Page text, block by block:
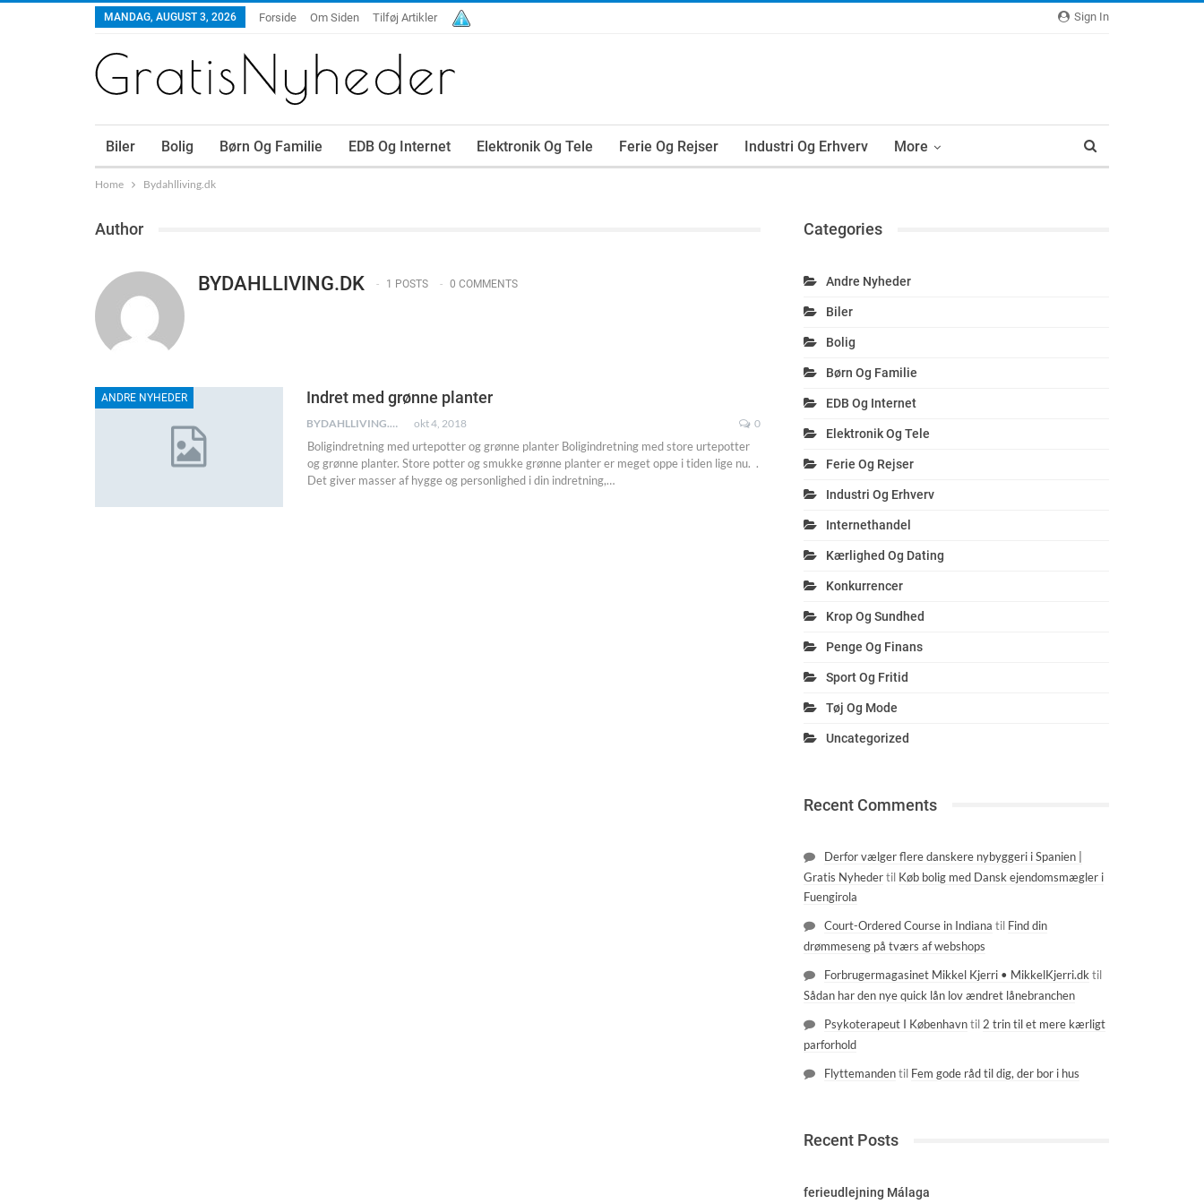
Sign In
MANDAG, AUGUST 3, 2026 Forside Om Siden Tilføj Artikler
Biler Bolig Børn Og Familie EDB Og Internet Elektronik Og Tele Ferie Og Rejser Industri Og Erhverv More
Home Bydahlliving.dk
Author
BYDAHLLIVING.DK 1 POSTS 0 COMMENTS
ANDRE NYHEDER Indret med grønne planter
BYDAHLLIVING.DK okt 4, 2018 0
Boligindretning med urtepotter og grønne planter Boligindretning med store urtepotter
og grønne planter. Store potter og smukke grønne planter er meget oppe i tiden lige nu. .
Det giver masser af hygge og personlighed i din indretning,…
Categories
Andre Nyheder
Biler
Bolig
Børn Og Familie
EDB Og Internet
Elektronik Og Tele
Ferie Og Rejser
Industri Og Erhverv
Internethandel
Kærlighed Og Dating
Konkurrencer
Krop Og Sundhed
Penge Og Finans
Sport Og Fritid
Tøj Og Mode
Uncategorized
Recent Comments
Derfor vælger flere danskere nybyggeri i Spanien |
Gratis Nyhedertil Køb bolig med Dansk ejendomsmægler i
Fuengirola
Court-Ordered Course in Indiana til Find din
drømmeseng på tværs af webshops
Forbrugermagasinet Mikkel Kjerri • MikkelKjerri.dktil
Sådan har den nye quick lån lov ændret lånebranchen
Psykoterapeut I Københavntil2 trin til et mere kærligt
parforhold
Flyttemandentil Fem gode råd til dig, der bor i hus
Recent Posts
ferieudlejning Málaga